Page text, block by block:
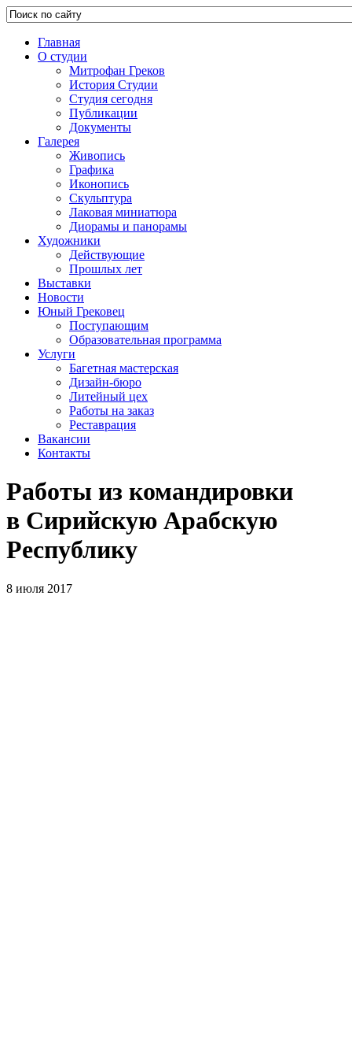
Главная
О студии
Митрофан Греков
История Студии
Студия сегодня
Публикации
Документы
Галерея
Живопись
Графика
Иконопись
Скульптура
Лаковая миниатюра
Диорамы и панорамы
Художники
Действующие
Прошлых лет
Выставки
Новости
Юный Грековец
Поступающим
Образовательная программа
Услуги
Багетная мастерская
Дизайн-бюро
Литейный цех
Работы на заказ
Реставрация
Вакансии
Контакты
Работы из командировки
в Сирийскую Арабскую
Республику
8 июля 2017